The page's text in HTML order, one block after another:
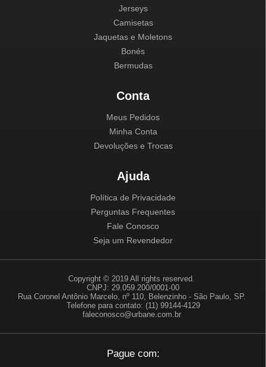
Jerseys
Camisetas
Jaquetas e Moletons
Bonés
Bermudas
Conta
Meus Pedidos
Minha Conta
Devoluções e Trocas
Ajuda
Política de Privacidade
Perguntas Frequentes
Fale Conosco
Seja um Revendedor
Copyright © 2019 All rights reserved.
CNPJ: 29.059.200/0001-00
Rua Coronel Antônio Marcelo, nº 110, Belenzinho - São Paulo, SP.
Telefone para contato: (11) 99144-4129
faleconosco@urbane.com.br
Pague com: